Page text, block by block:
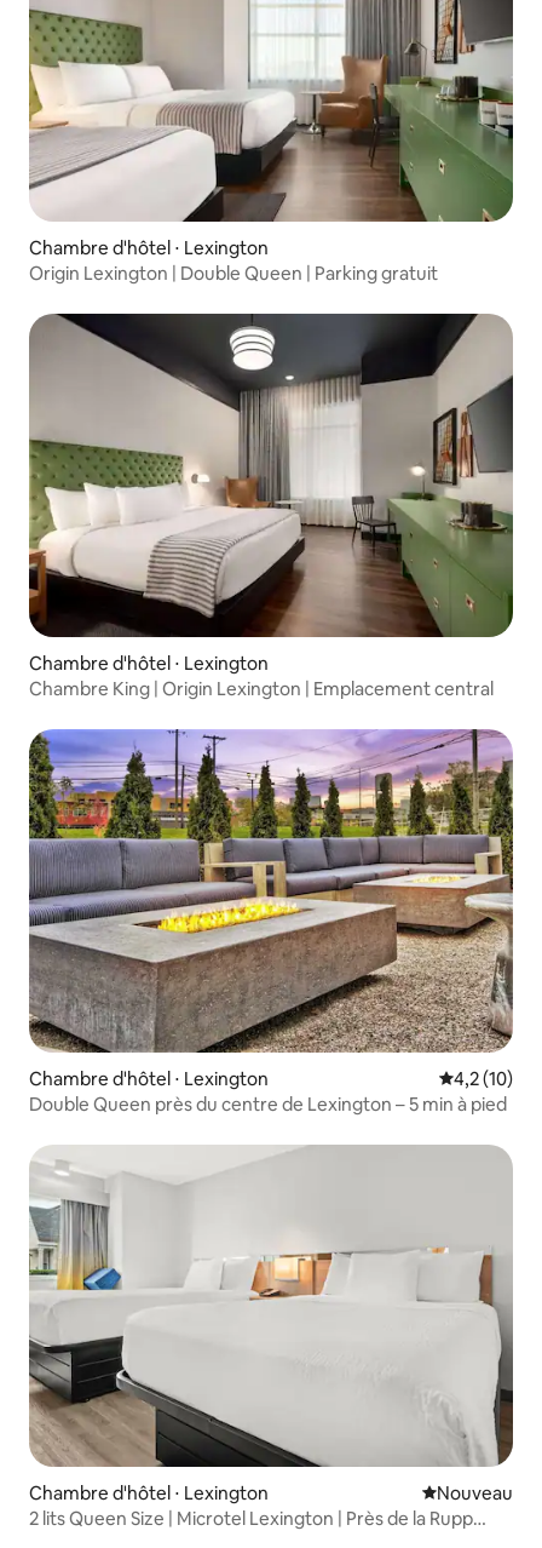
Chambre d'hôtel ⋅ Lexington
Origin Lexington | Double Queen | Parking gratuit
Chambre d'hôtel ⋅ Lexington
Chambre King | Origin Lexington | Emplacement central
Chambre d'hôtel ⋅ Lexington Évaluation
4,2 (10)
Double Queen près du centre de Lexington – 5 min à pied
Chambre d'hôtel ⋅ Lexington Nouvel
Nouveau
2 lits Queen Size | Microtel Lexington | Près de la Rupp